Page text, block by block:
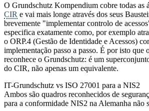
O Grundschutz Kompendium cobre todas as
CIR e vai mais longe através dos seus
brevemente "implementar controlo de
especifica exatamente como, por exemplo
o ORP.4 (Gestão de Identidade e Acessos)
implementação passo a passo. É por isto que
reconhece o Grundschutz: é um
do CIR, não apenas um equivalente.
IT-Grundschutz vs ISO 27001 para a NIS2
Ambos são quadros reconhecidos de
para a conformidade NIS2 na Alemanha não